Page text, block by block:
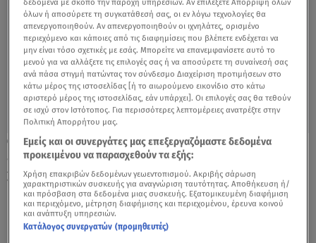
30.08.22, 20:00
«Η Γεύση της Εκδίκησης» έρχεται στις
22.00 στο Star
όλων ή αποσύρετε τη συγκατάθεσή σας, οι εν λόγω τεχνολογίες θα
απενεργοποιηθούν. Αν απενεργοποιηθούν οι ιχνηλάτες, ορισμένο
περιεχόμενο και κάποιες από τις διαφημίσεις που βλέπετε ενδέχεται να
μην είναι τόσο σχετικές με εσάς. Μπορείτε να επανεμφανίσετε αυτό το
μενού για να αλλάξετε τις επιλογές σας ή να αποσύρετε τη συναίνεσή σας
ανά πάσα στιγμή πατώντας τον σύνδεσμο Διαχείριση προτιμήσεων στο
κάτω μέρος της ιστοσελίδας [ή το αιωρούμενο εικονίδιο στο κάτω
αριστερό μέρος της ιστοσελίδας, εάν υπάρχει]. Οι επιλογές σας θα τεθούν
σε ισχύ στον Ιστότοπος. Για περισσότερες λεπτομέρειες ανατρέξτε στην
Πολιτική Απορρήτου μας.
Εμείς και οι συνεργάτες μας επεξεργαζόμαστε δεδομένα
προκειμένου να παρασχεθούν τα εξής:
Χρήση επακριβών δεδομένων γεωεντοπισμού. Ακριβής σάρωση
χαρακτηριστικών συσκευής για αναγνώριση ταυτότητας. Αποθήκευση ή/
και πρόσβαση στα δεδομένα μιας συσκευής. Εξατομικευμένη διαφήμιση
και περιεχόμενο, μέτρηση διαφήμισης και περιεχομένου, έρευνα κοινού
και ανάπτυξη υπηρεσιών.
Κατάλογος συνεργατών (προμηθευτές)